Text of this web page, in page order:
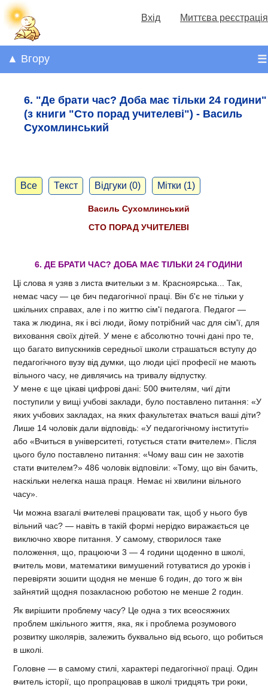
Вхід Миттєва реєстрація
☰
▲ Вгору
6. "Де брати час? Доба має тільки 24 години"
(з книги "Сто порад учителеві") - Василь
Сухомлинський
Все Текст Відгуки (0) Мітки (1)
Василь Сухомлинський
СТО ПОРАД УЧИТЕЛЕВІ
6. ДЕ БРАТИ ЧАС? ДОБА МАЄ ТІЛЬКИ 24 ГОДИНИ
Ці слова я узяв з листа вчительки з м. Красноярська... Так,
немає часу — це бич педагогічної праці. Він б'є не тільки у
шкільних справах, але і по життю сім'ї педагога. Педагог —
така ж людина, як і всі люди, йому потрібний час для сім'ї, для
виховання своїх дітей. У мене є абсолютно точні дані про те,
що багато випускників середньої школи страшаться вступу до
педагогічного вузу від думки, що люди цієї професії не мають
вільного часу, не дивлячись на тривалу відпустку.
У мене є ще цікаві цифрові дані: 500 вчителям, чиї діти
поступили у вищі учбові заклади, було поставлено питання: «У
яких учбових закладах, на яких факультетах вчаться ваші діти?
Лише 14 чоловік дали відповідь: «У педагогічному інституті»
або «Вчиться в університеті, готується стати вчителем». Після
цього було поставлено питання: «Чому ваш син не захотів
стати вчителем?» 486 чоловік відповіли: «Тому, що він бачить,
наскільки нелегка наша праця. Немає ні хвилини вільного
часу».
Чи можна взагалі вчителеві працювати так, щоб у нього був
вільний час? — навіть в такій формі нерідко виражається це
виключно хворе питання. У самому, створилося таке
положення, що, працюючи 3 — 4 години щоденно в школі,
вчитель мови, математики вимушений готуватися до уроків і
перевіряти зошити щодня не менше 6 годин, до того ж він
зайнятий щодня позакласною роботою не менше 2 годин.
Як вирішити проблему часу? Це одна з тих всеосяжних
проблем шкільного життя, яка, як і проблема розумового
розвитку школярів, залежить буквально від всього, що робиться
в школі.
Головне — в самому стилі, характері педагогічної праці. Один
вчитель історії, що пропрацював в школі тридцять три роки,